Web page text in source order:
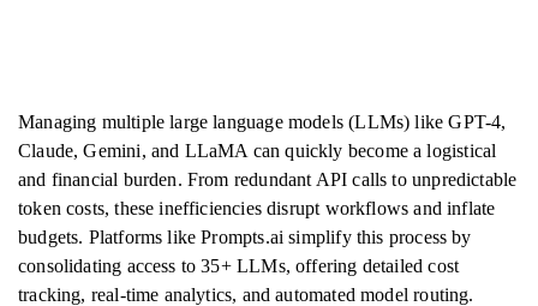
Managing multiple large language models (LLMs) like GPT-4,
Claude, Gemini, and LLaMA can quickly become a logistical
and financial burden. From redundant API calls to unpredictable
token costs, these inefficiencies disrupt workflows and inflate
budgets. Platforms like Prompts.ai simplify this process by
consolidating access to 35+ LLMs, offering detailed cost
tracking, real-time analytics, and automated model routing.